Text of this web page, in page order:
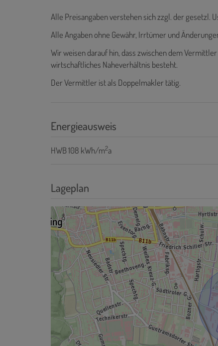
Alle Preisangaben verstehen sich zzgl. der gesetzl.
Alle Angaben ohne Gewähr, Irrtümer und
Wir weisen darauf hin, dass zwischen dem
wirtschaftliches Naheverhältnis besteht.
Der Vermittler ist als Doppelmakler tätig.
Energieausweis
HWB108 kWh/m2a
Lageplan